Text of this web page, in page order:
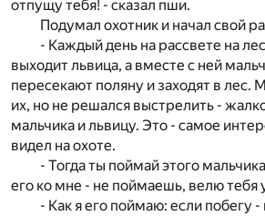
отпущу тебя! - сказал пши.
Подумал охотник и начал свой
- Каждый день на рассвете на
выходит львица, а вместе с ней
пересекают поляну и заходят в лес.
их, но не решался выстрелить -
мальчика и львицу. Это - самое
видел на охоте.
- Тогда ты поймай этого
его ко мне - не поймаешь, велю тебя
- Как я его поймаю: если побегу